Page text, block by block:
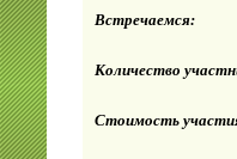
Встречаемся:
Количество
Стоимость